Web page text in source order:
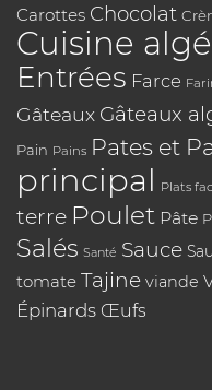
Carottes Chocolat
Cuisine
Entrées Farce
Gâteaux Gâteaux
Pain Pains Pates et
principal Plats
terre Poulet Pâte
Salés Santé Sauce
tomate Tajine viande
Épinards Œufs